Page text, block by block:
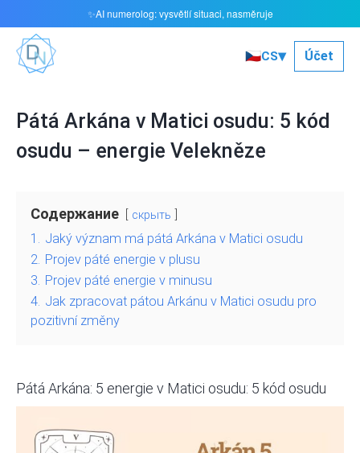
🇨🇿CS▾ Účet
Pátá Arkána v Matici osudu: 5 kód
osudu – energie Velekněze
Содержание скрыть
1. Jaký význam má pátá Arkána v Matici osudu
2. Projev páté energie v plusu
3. Projev páté energie v minusu
4. Jak zpracovat pátou Arkánu v Matici osudu pro
pozitivní změny
Pátá Arkána: 5 energie v Matici osudu: 5 kód osudu
✨AI numerolog: vysvětlí situaci, nasměruje